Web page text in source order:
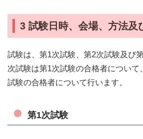
3 試験日時、会場、方法及
試験は、第1次試験、第2次試験及び
次試験は第1次試験の合格者について
試験の合格者について行います。
第1次試験